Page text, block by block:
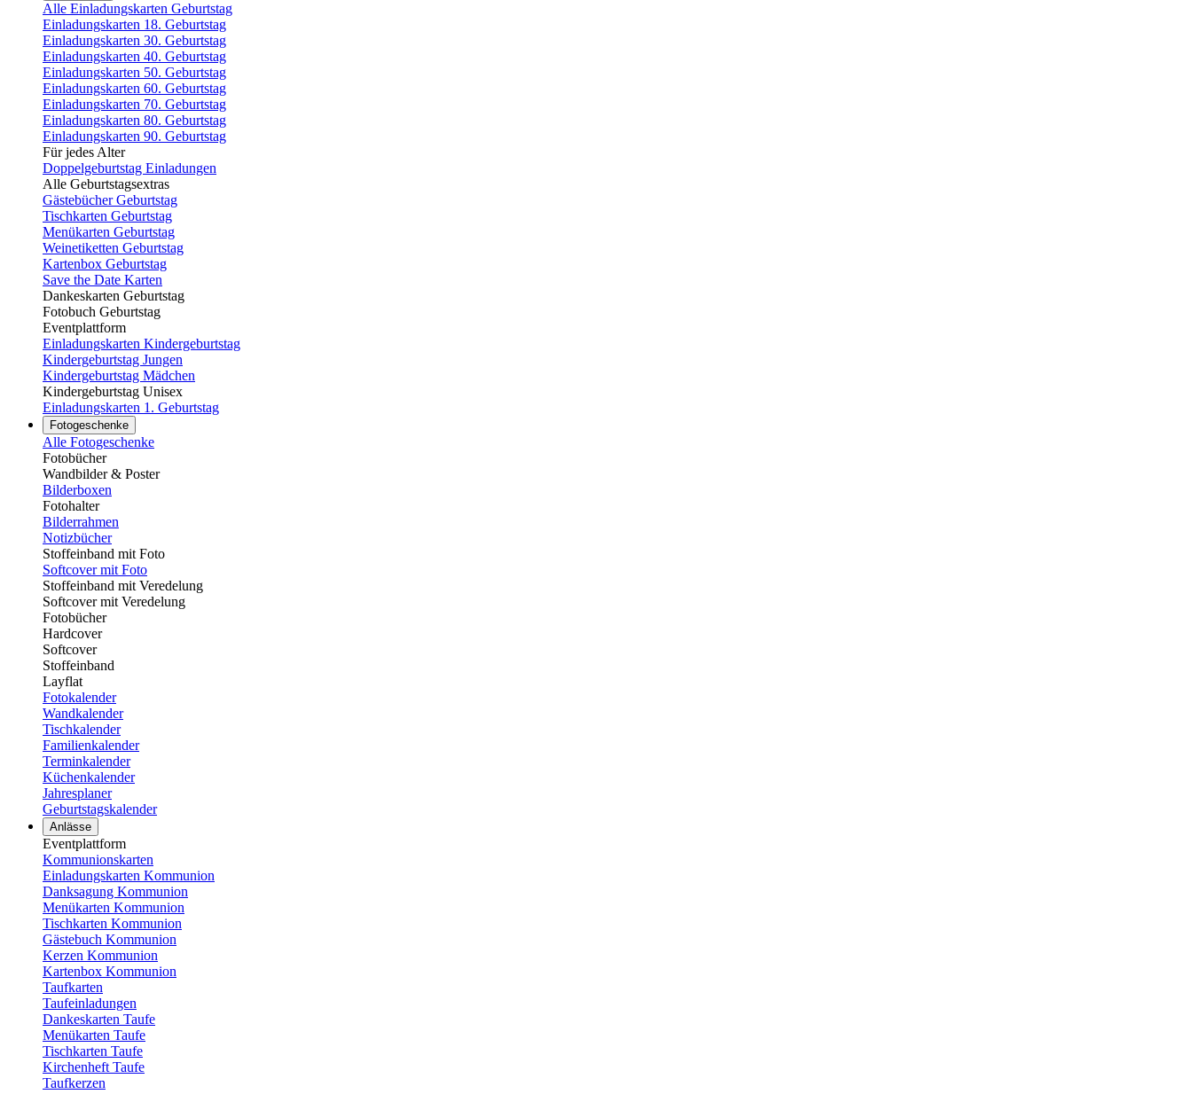
Alle Einladungskarten Geburtstag
Einladungskarten 18. Geburtstag
Einladungskarten 30. Geburtstag
Einladungskarten 40. Geburtstag
Einladungskarten 50. Geburtstag
Einladungskarten 60. Geburtstag
Einladungskarten 70. Geburtstag
Einladungskarten 80. Geburtstag
Einladungskarten 90. Geburtstag
Für jedes Alter
Doppelgeburtstag Einladungen
Alle Geburtstagsextras
Gästebücher Geburtstag
Tischkarten Geburtstag
Menükarten Geburtstag
Weinetiketten Geburtstag
Kartenbox Geburtstag
Save the Date Karten
Dankeskarten Geburtstag
Fotobuch Geburtstag
Eventplattform
Einladungskarten Kindergeburtstag
Kindergeburtstag Jungen
Kindergeburtstag Mädchen
Kindergeburtstag Unisex
Einladungskarten 1. Geburtstag
Fotogeschenke
Alle Fotogeschenke
Fotobücher
Wandbilder & Poster
Bilderboxen
Fotohalter
Bilderrahmen
Notizbücher
Stoffeinband mit Foto
Softcover mit Foto
Stoffeinband mit Veredelung
Softcover mit Veredelung
Fotobücher
Hardcover
Softcover
Stoffeinband
Layflat
Fotokalender
Wandkalender
Tischkalender
Familienkalender
Terminkalender
Küchenkalender
Jahresplaner
Geburtstagskalender
Anlässe
Eventplattform
Kommunionskarten
Einladungskarten Kommunion
Danksagung Kommunion
Menükarten Kommunion
Tischkarten Kommunion
Gästebuch Kommunion
Kerzen Kommunion
Kartenbox Kommunion
Taufkarten
Taufeinladungen
Dankeskarten Taufe
Menükarten Taufe
Tischkarten Taufe
Kirchenheft Taufe
Taufkerzen